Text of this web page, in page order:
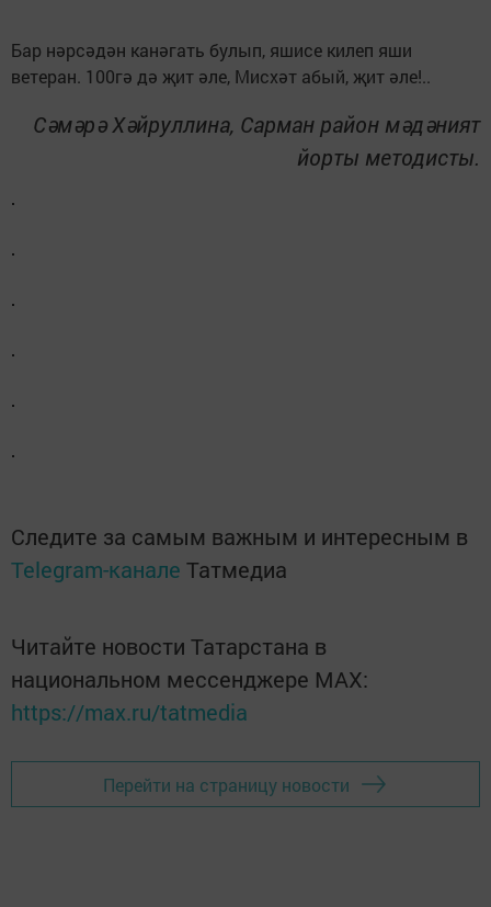
Бар нәрсәдән канәгать булып, яшисе килеп яши
ветеран. 100гә дә җит әле, Мисхәт абый, җит әле!..
Сәмәрә Хәйруллина, Сарман район мәдәният
йорты методисты.
Следите за самым важным и интересным в
Telegram-канале Татмедиа
Читайте новости Татарстана в
национальном мессенджере MАХ:
https://max.ru/tatmedia
Перейти на страницу новости